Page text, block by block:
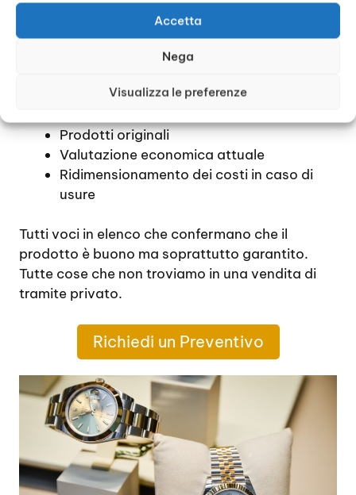
Accetta
Nega
Visualizza le preferenze
pagato. Riassumendo, quando ci si rivolge a dei
rivenditori autorizzati diRolex Usati Certosa
Garanzia
Prodotti originali
Valutazione economica attuale
Ridimensionamento dei costi in caso di
usure
Tutti voci in elenco che confermano che il
prodotto è buono ma soprattutto garantito.
Tutte cose che non troviamo in una vendita di
tramite privato.
Richiedi un Preventivo